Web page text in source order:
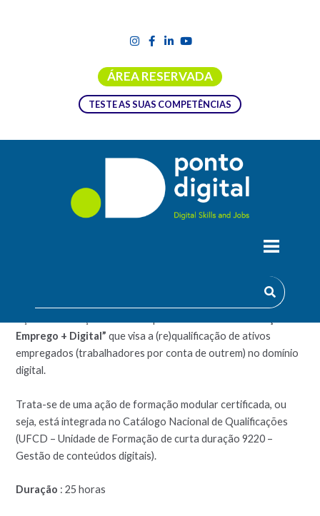
ÁREA RESERVADA
TESTE AS SUAS COMPETÊNCIAS
FORMAÇÃO EMPREGO + DIGITAL |
Emprego + Digital” que visa a (re)qualificação de ativos
empregados (trabalhadores por conta de outrem) no domínio
digital.
Trata-se de uma ação de formação modular certificada, ou
seja, está integrada no Catálogo Nacional de Qualificações
(UFCD – Unidade de Formação de curta duração 9220 –
Gestão de conteúdos digitais).
Duração : 25 horas